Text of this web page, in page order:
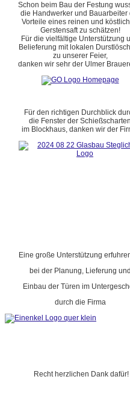
Schon beim Bau der Festung
die Handwerker und Bauarbeiter
Vorteile eines reinen und
Gerstensaft zu schätzen!
Für die vielfältige Unterstützung
Belieferung mit lokalen
zu unserer Feier,
danken wir sehr der Ulmer
Für den richtigen Durchblick
die Fenster der Schießscharten
im Blockhaus, danken wir der
Eine große Unterstützung
bei der Planung, Lieferung und
Einbau der Türen im
durch die Firma
Recht herzlichen Dank dafür!